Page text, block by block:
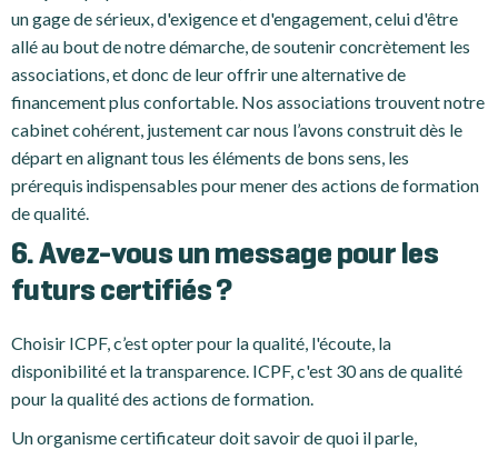
un gage de sérieux, d'exigence et d'engagement, celui d'être
allé au bout de notre démarche, de soutenir concrètement les
associations, et donc de leur offrir une alternative de
financement plus confortable. Nos associations trouvent notre
cabinet cohérent, justement car nous l’avons construit dès le
départ en alignant tous les éléments de bons sens, les
prérequis indispensables pour mener des actions de formation
de qualité.
6. Avez-vous un message pour les
futurs certifiés ?
Choisir ICPF, c’est opter pour la qualité, l'écoute, la
disponibilité et la transparence. ICPF, c'est 30 ans de qualité
pour la qualité des actions de formation.
Un organisme certificateur doit savoir de quoi il parle,